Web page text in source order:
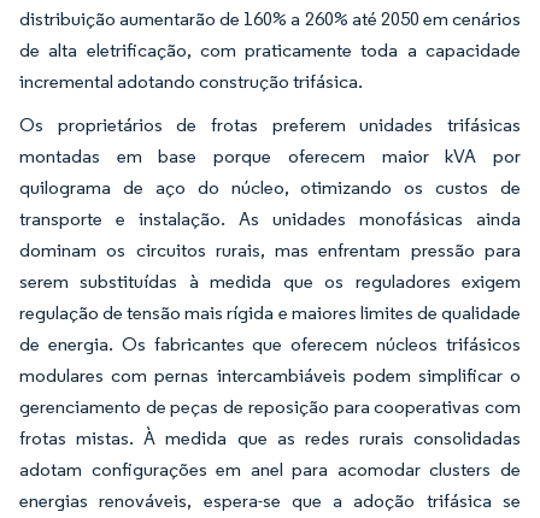
distribuição aumentarão de 160% a 260% até 2050 em cenários
de alta eletrificação, com praticamente toda a capacidade
incremental adotando construção trifásica.
Os proprietários de frotas preferem unidades trifásicas
montadas em base porque oferecem maior kVA por
quilograma de aço do núcleo, otimizando os custos de
transporte e instalação. As unidades monofásicas ainda
dominam os circuitos rurais, mas enfrentam pressão para
serem substituídas à medida que os reguladores exigem
regulação de tensão mais rígida e maiores limites de qualidade
de energia. Os fabricantes que oferecem núcleos trifásicos
modulares com pernas intercambiáveis podem simplificar o
gerenciamento de peças de reposição para cooperativas com
frotas mistas. À medida que as redes rurais consolidadas
adotam configurações em anel para acomodar clusters de
energias renováveis, espera-se que a adoção trifásica se